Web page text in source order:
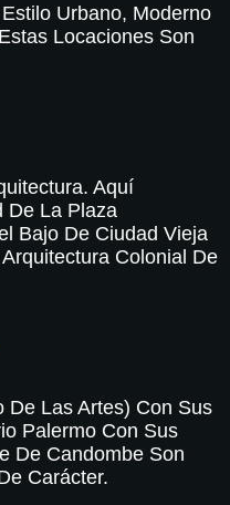
Urbano, Moderno
Locaciones Son
Aquí
De La Plaza
Bajo De Ciudad Vieja
Colonial De
De Las Artes) Con Sus
Palermo Con Sus
De Candombe Son
Carácter.